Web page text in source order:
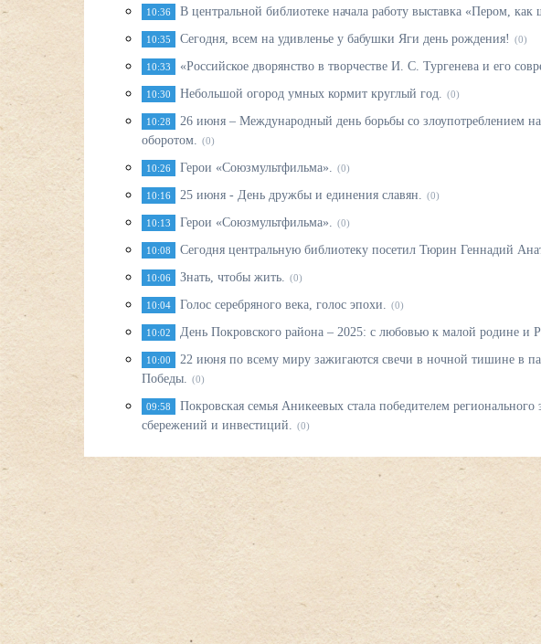
10:36 В центральной библиотеке начала работу выставка «Пером, как
10:35 Сегодня, всем на удивленье у бабушки Яги день рождения! (0)
10:33 «Российское дворянство в творчестве И. С. Тургенева и его
10:30 Небольшой огород умных кормит круглый год. (0)
10:28
26 июня – Международный день борьбы со злоупотреблением
оборотом. (0)
10:26 Герои «Союзмультфильма». (0)
10:16 25 июня - День дружбы и единения славян. (0)
10:13 Герои «Союзмультфильма». (0)
10:08 Сегодня центральную библиотеку посетил Тюрин Геннадий
10:06 Знать, чтобы жить. (0)
10:04 Голос серебряного века, голос эпохи. (0)
10:02 День Покровского района – 2025: с любовью к малой родине и
10:00
22 июня по всему миру зажигаются свечи в ночной тишине в
Победы. (0)
09:58
Покровская семья Аникеевых стала победителем
сбережений и инвестиций. (0)